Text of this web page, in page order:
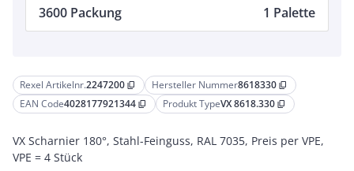
Rexel Artikelnr.2247200 content_copy Hersteller Nummer8618330 content_copy
EAN Code4028177921344 content_copy Produkt TypeVX 8618.330 content_copy
VX Scharnier 180°, Stahl-Feinguss, RAL 7035, Preis per VPE,
VPE = 4 Stück
3600 Packung 1 Palette